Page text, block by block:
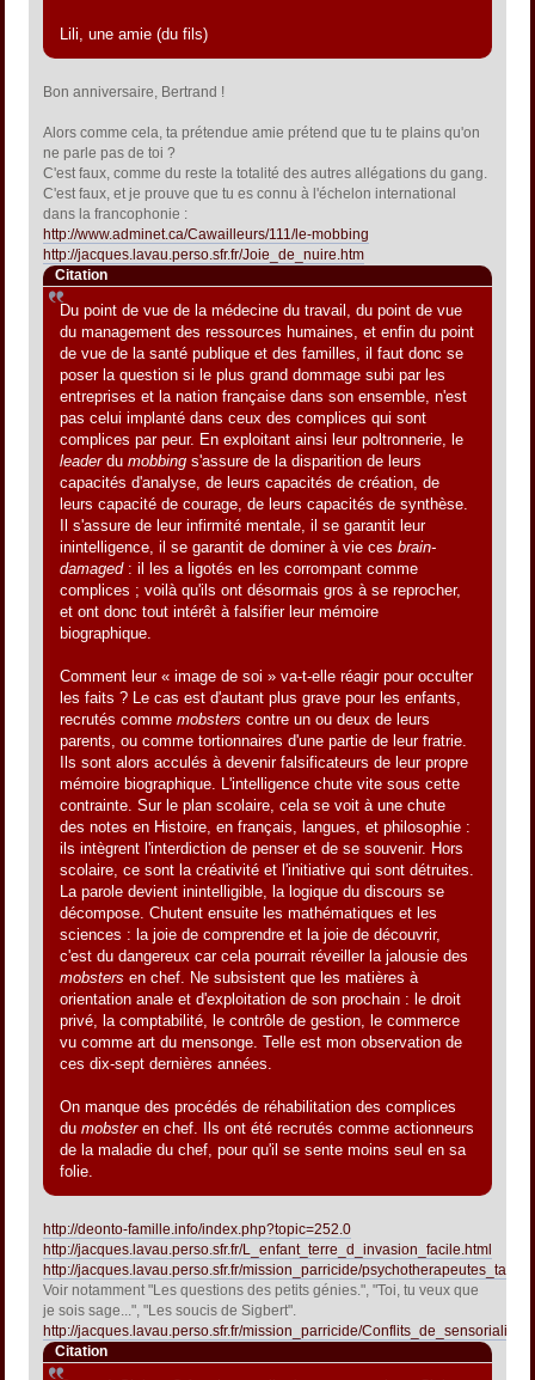
Lili, une amie (du fils)
Bon anniversaire, Bertrand !
Alors comme cela, ta prétendue amie prétend que tu te plains qu'on
ne parle pas de toi ?
C'est faux, comme du reste la totalité des autres allégations du gang.
C'est faux, et je prouve que tu es connu à l'échelon international
dans la francophonie :
http://www.adminet.ca/Cawailleurs/111/le-mobbing
http://jacques.lavau.perso.sfr.fr/Joie_de_nuire.htm
Citation
Du point de vue de la médecine du travail, du point de vue
du management des ressources humaines, et enfin du point
de vue de la santé publique et des familles, il faut donc se
poser la question si le plus grand dommage subi par les
entreprises et la nation française dans son ensemble, n'est
pas celui implanté dans ceux des complices qui sont
complices par peur. En exploitant ainsi leur poltronnerie, le
leaderdu mobbing s'assure de la disparition de leurs
capacités d'analyse, de leurs capacités de création, de
leurs capacité de courage, de leurs capacités de synthèse.
Il s'assure de leur infirmité mentale, il se garantit leur
inintelligence, il se garantit de dominer à vie cesbrain-
damaged: il les a ligotés en les corrompant comme
complices ; voilà qu'ils ont désormais gros à se reprocher,
et ont donc tout intérêt à falsifier leur mémoire
biographique.
Comment leur « image de soi » va-t-elle réagir pour occulter
les faits ? Le cas est d'autant plus grave pour les enfants,
recrutés commemobsters contre un ou deux de leurs
parents, ou comme tortionnaires d'une partie de leur fratrie.
Ils sont alors acculés à devenir falsificateurs de leur propre
mémoire biographique. L'intelligence chute vite sous cette
contrainte. Sur le plan scolaire, cela se voit à une chute
des notes en Histoire, en français, langues, et philosophie :
ils intègrent l'interdiction de penser et de se souvenir. Hors
scolaire, ce sont la créativité et l'initiative qui sont détruites.
La parole devient inintelligible, la logique du discours se
décompose. Chutent ensuite les mathématiques et les
sciences : la joie de comprendre et la joie de découvrir,
c'est du dangereux car cela pourrait réveiller la jalousie des
mobsters en chef. Ne subsistent que les matières à
orientation anale et d'exploitation de son prochain : le droit
privé, la comptabilité, le contrôle de gestion, le commerce
vu comme art du mensonge. Telle est mon observation de
ces dix-sept dernières années.
On manque des procédés de réhabilitation des complices
dumobsteren chef. Ils ont été recrutés comme actionneurs
de la maladie du chef, pour qu'il se sente moins seul en sa
folie.
http://deonto-famille.info/index.php?topic=252.0
http://jacques.lavau.perso.sfr.fr/L_enfant_terre_d_invasion_facile.html
http://jacques.lavau.perso.sfr.fr/mission_parricide/
Voir notamment "Les questions des petits génies.", "Toi, tu veux que
je sois sage...", "Les soucis de Sigbert".
http://jacques.lavau.perso.sfr.fr/mission_parricide/
Citation